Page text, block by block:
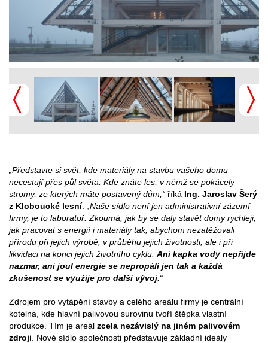
„Představte si svět, kde materiály na stavbu vašeho domu
necestují přes půl světa. Kde znáte les, v němž se pokácely
stromy, ze kterých máte postavený dům,“ říká Ing. Jaroslav Šerý
z Kloboucké lesní.
„Naše sídlo není jen administrativní zázemí
firmy, je to laboratoř. Zkoumá, jak by se daly stavět domy rychleji,
jak pracovat s energií i materiály tak, abychom nezatěžovali
přírodu při jejich výrobě, v průběhu jejich životnosti, ale i při
likvidaci na konci jejich životního cyklu. Ani kapka vody nepřijde
nazmar, ani joul energie se nepropálí jen tak a každá
zkušenost se využije pro další vývoj .“
Zdrojem pro vytápění stavby a celého areálu firmy je centrální
kotelna, kde hlavní palivovou surovinu tvoří štěpka vlastní
produkce. Tím je areál zcela nezávislý na jiném palivovém
zdroji . Nové sídlo společnosti představuje základní ideály